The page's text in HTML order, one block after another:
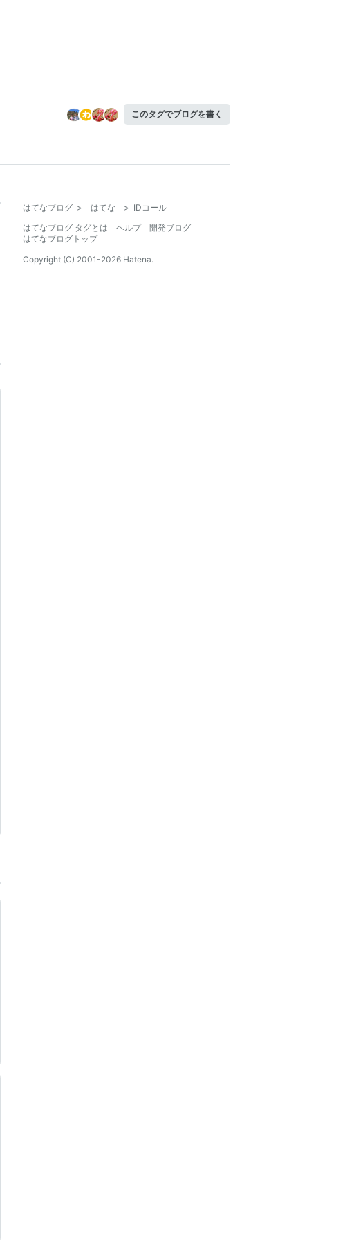
このタグでブログを書く
はてなブログ > はてな > IDコール
はてなブログ タグとは
ヘルプ
開発ブログ
はてなブログトップ
Copyright (C) 2001-2026 Hatena.